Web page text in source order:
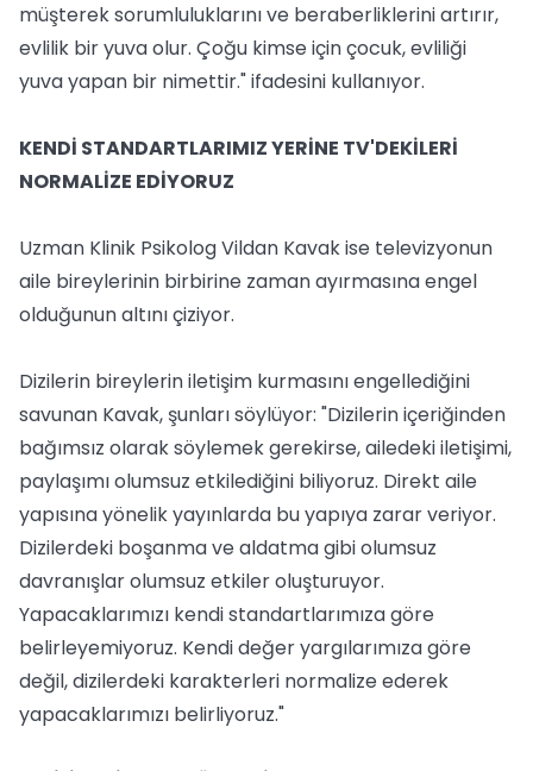
müşterek sorumluluklarını ve beraberliklerini artırır,
evlilik bir yuva olur. Çoğu kimse için çocuk, evliliği
yuva yapan bir nimettir." ifadesini kullanıyor.
KENDİ STANDARTLARIMIZ YERİNE TV'DEKİLERİ
NORMALİZE EDİYORUZ
Uzman Klinik Psikolog Vildan Kavak ise televizyonun
aile bireylerinin birbirine zaman ayırmasına engel
olduğunun altını çiziyor.
Dizilerin bireylerin iletişim kurmasını engellediğini
savunan Kavak, şunları söylüyor: "Dizilerin içeriğinden
bağımsız olarak söylemek gerekirse, ailedeki iletişimi,
paylaşımı olumsuz etkilediğini biliyoruz. Direkt aile
yapısına yönelik yayınlarda bu yapıya zarar veriyor.
Dizilerdeki boşanma ve aldatma gibi olumsuz
davranışlar olumsuz etkiler oluşturuyor.
Yapacaklarımızı kendi standartlarımıza göre
belirleyemiyoruz. Kendi değer yargılarımıza göre
değil, dizilerdeki karakterleri normalize ederek
yapacaklarımızı belirliyoruz."